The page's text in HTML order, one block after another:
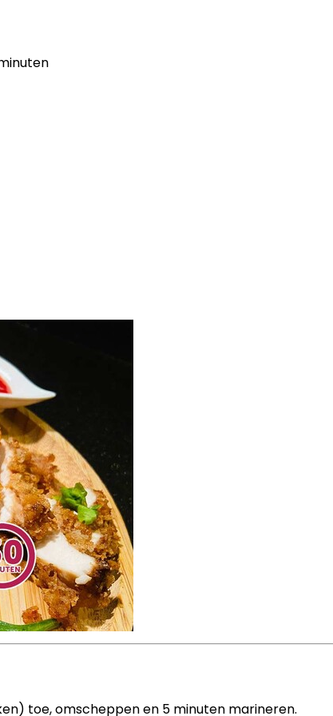
toe, omscheppen en 5 minuten marineren.